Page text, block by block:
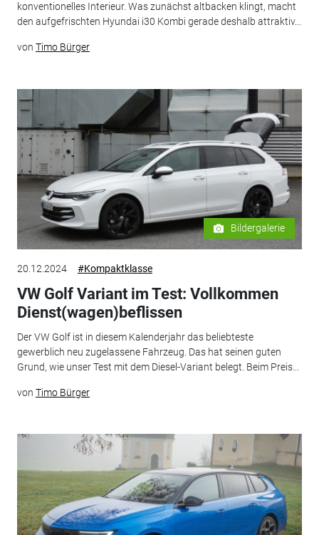
konventionelles Interieur. Was zunächst altbacken klingt, macht
den aufgefrischten Hyundai i30 Kombi gerade deshalb attraktiv...
von Timo Bürger
Bildergalerie
20.12.2024 #Kompaktklasse
VW Golf Variant im Test: Vollkommen
Dienst(wagen)beflissen
Der VW Golf ist in diesem Kalenderjahr das beliebteste
gewerblich neu zugelassene Fahrzeug. Das hat seinen guten
Grund, wie unser Test mit dem Diesel-Variant belegt. Beim Preis...
von Timo Bürger